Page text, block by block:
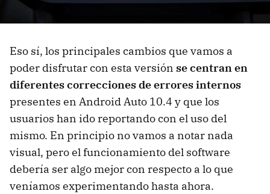
Eso sí, los principales cambios que vamos a
poder disfrutar con esta versión se centran en
diferentes correcciones de errores internos
presentes en Android Auto 10.4 y que los
usuarios han ido reportando con el uso del
mismo. En principio no vamos a notar nada
visual, pero el funcionamiento del software
debería ser algo mejor con respecto a lo que
veníamos experimentando hasta ahora.